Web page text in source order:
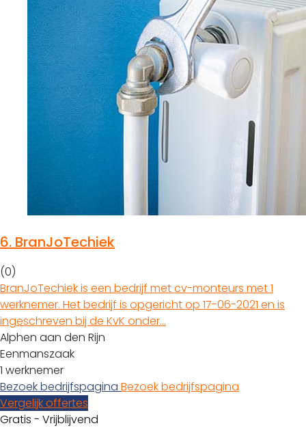
6. BranJoTechiek
(0)
BranJoTechiek is een bedrijf met cv-monteurs met 1
werknemer. Het bedrijf is opgericht op 17-06-2021 en is
ingeschreven bij de KvK onder…
Alphen aan den Rijn
Eenmanszaak
1 werknemer
Bezoek bedrijfspagina Bezoek bedrijfspagina
Vergelijk offertes
Gratis - Vrijblijvend